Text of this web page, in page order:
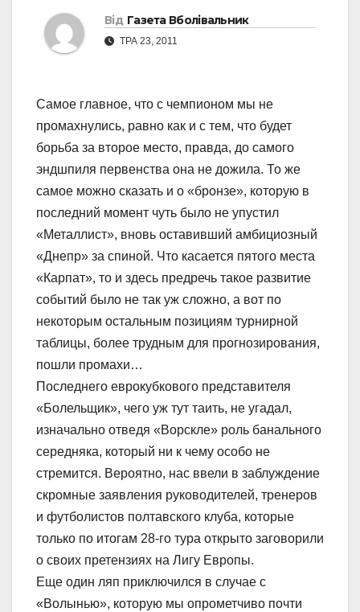
Від Газета Вболівальник
ТРА 23, 2011
Самое главное, что с чемпионом мы не
промахнулись, равно как и с тем, что будет
борьба за второе место, правда, до самого
эндшпиля первенства она не дожила. То же
самое можно сказать и о «бронзе», которую в
последний момент чуть было не упустил
«Металлист», вновь оставивший амбициозный
«Днепр» за спиной. Что касается пятого места
«Карпат», то и здесь предречь такое развитие
событий было не так уж сложно, а вот по
некоторым остальным позициям турнирной
таблицы, более трудным для прогнозирования,
пошли промахи…
Последнего еврокубкового представителя
«Болельщик», чего уж тут таить, не угадал,
изначально отведя «Ворскле» роль банального
середняка, который ни к чему особо не
стремится. Вероятно, нас ввели в заблуждение
скромные заявления руководителей, тренеров
и футболистов полтавского клуба, которые
только по итогам 28-го тура открыто заговорили
о своих претензиях на Лигу Европы.
Еще один ляп приключился в случае с
«Волынью», которую мы опрометчиво почти